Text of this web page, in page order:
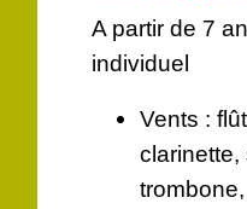
A partir de 7
individuel
Vents :